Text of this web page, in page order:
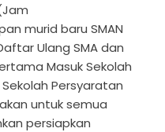
murid baru SMAN
Ulang SMA dan
Masuk Sekolah
Persyaratan
untuk semua
persiapkan